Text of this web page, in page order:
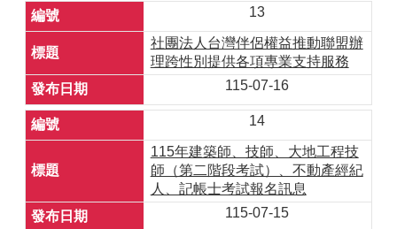
13
社團法人台灣伴侶權益推動聯盟辦
理跨性別提供各項專業支持服務
115-07-16
14
115年建築師、技師、大地工程技
師（第二階段考試）、不動產經紀
人、記帳士考試報名訊息
115-07-15